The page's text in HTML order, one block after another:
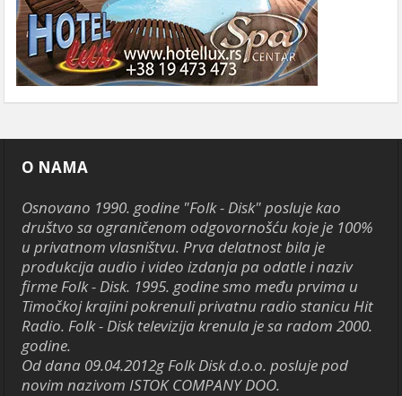
O NAMA
Osnovano 1990. godine "Folk - Disk" posluje kao
društvo sa ograničenom odgovornošću koje je 100%
u privatnom vlasništvu. Prva delatnost bila je
produkcija audio i video izdanja pa odatle i naziv
firme Folk - Disk. 1995. godine smo među prvima u
Timočkoj krajini pokrenuli privatnu radio stanicu Hit
Radio. Folk - Disk televizija krenula je sa radom 2000.
godine.
Od dana 09.04.2012g Folk Disk d.o.o. posluje pod
novim nazivom ISTOK COMPANY DOO.